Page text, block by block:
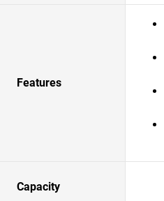
Features
Capacity